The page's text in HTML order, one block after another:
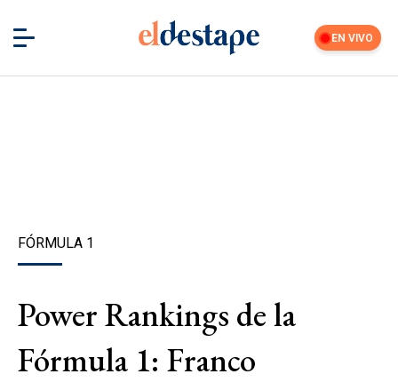
EN VIVO
FÓRMULA 1
Power Rankings de la
Fórmula 1: Franco